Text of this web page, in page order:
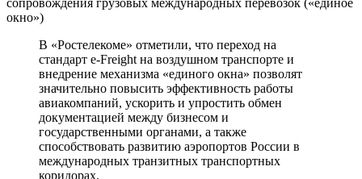
окно»)
В «Ростелекоме» отметили, что переход на
стандарт e-Freight на воздушном транспорте и
внедрение механизма «единого окна» позволят
значительно повысить эффективность работы
авиакомпаний, ускорить и упростить обмен
документацией между бизнесом и
государственными органами, а также
способствовать развитию аэропортов России в
международных транзитных транспортных
коридорах.